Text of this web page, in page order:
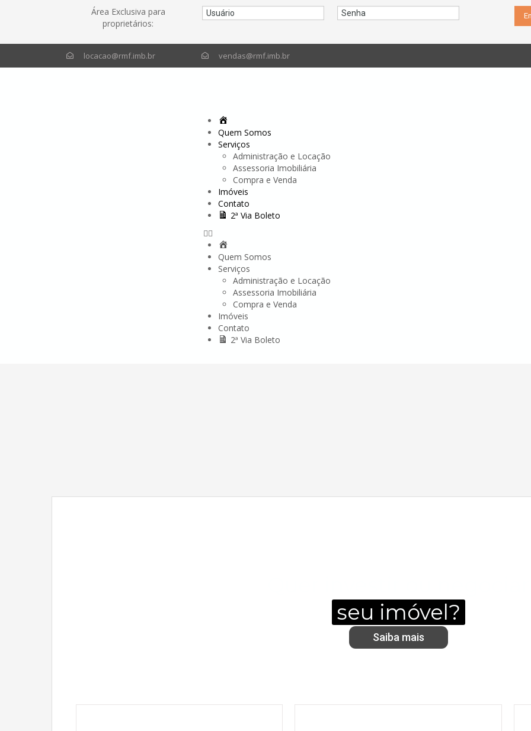
Área Exclusiva para
proprietários:
locacao@rmf.imb.br vendas@rmf.imb.br
Quem Somos
Serviços
Administração e Locação
Assessoria Imobiliária
Compra e Venda
Imóveis
Contato
2ª Via Boleto
Quem Somos
Serviços
Administração e Locação
Assessoria Imobiliária
Compra e Venda
Imóveis
Contato
2ª Via Boleto
seu imóvel?
Saiba mais